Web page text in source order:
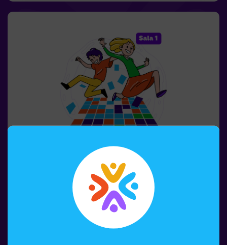
sonido que hacen la experiencia inolvidable✅ Ideal para
grupos grandes | planes con amigos | adolescentes |
team building❗Los jugadores menores de 14 años o igual
deberán entrar acompañados por al menos de un adulto.
Existe la opción de que un monitor les acompañe en la
aventura, consúltanos las condiciones.❗Este juego no es
recomendable para personas con miedo a la oscuridad.
45 MIN. 8-99 AÑOS
Pulse Up: El Suelo Es Lava (sala1)
¿Recuerdas el juego El Suelo es Lava? 🌋 Pulse Up te
lleva de vuelta a esa emocionante experiencia, pero
llevándola a un nivel completamente nuevo. Sumérgete